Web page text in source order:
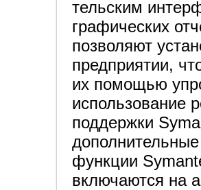
тельским
графических
позволяют
предприятии,
их помощью
использование
поддержки
функции
включаются на